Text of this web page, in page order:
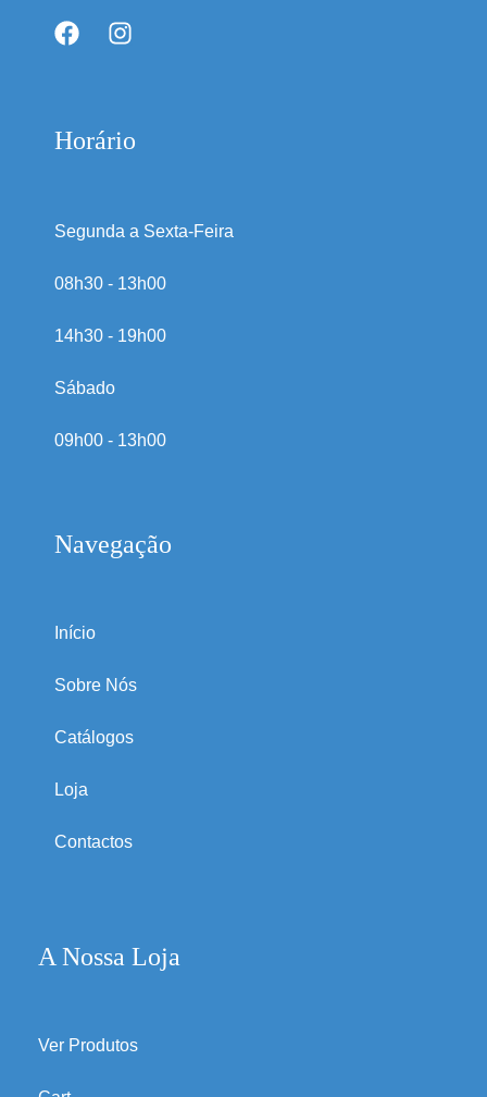
Horário
Segunda a Sexta-Feira
08h30 - 13h00
14h30 - 19h00
Sábado
09h00 - 13h00
Navegação
Início
Sobre Nós
Catálogos
Loja
Contactos
A Nossa Loja
Ver Produtos